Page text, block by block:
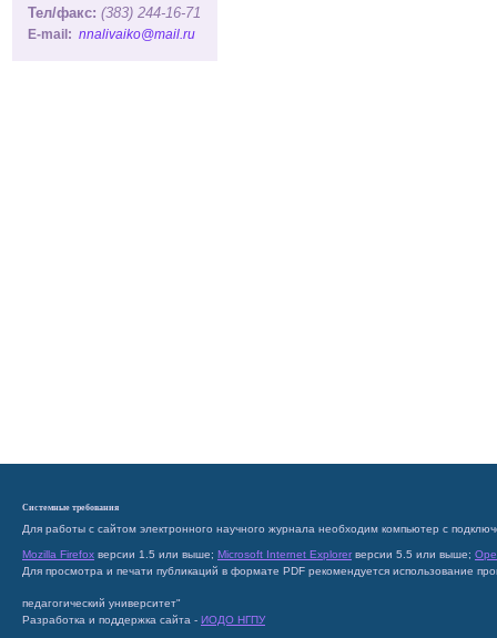
Тел/факс: (383) 244-16-71
E-mail: nnalivaiko@mail.ru
Системные требования
Для работы с сайтом электронного научного журнала необходим компьютер с
Mozilla Firefox версии 1.5 или выше; Microsoft Internet Explorer версии 5.5 или выше;
Для просмотра и печати публикаций в формате PDF рекомендуется использование
педагогический университет"
Разработка и поддержка сайта - ИОДО НГПУ